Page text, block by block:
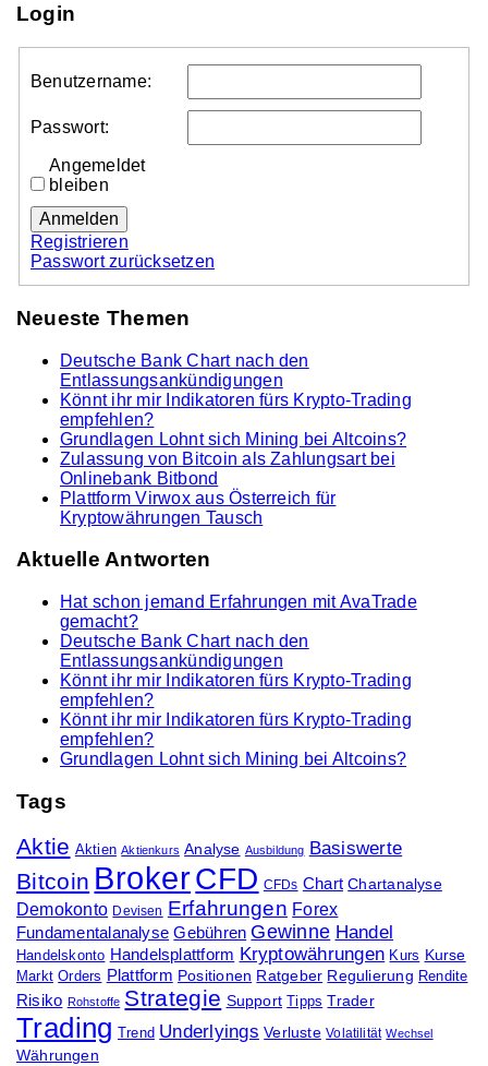
Login
Benutzername:
Passwort:
Angemeldet
bleiben
Anmelden
Registrieren
Passwort zurücksetzen
Neueste Themen
Deutsche Bank Chart nach den
Entlassungsankündigungen
Könnt ihr mir Indikatoren fürs Krypto-Trading
empfehlen?
Grundlagen Lohnt sich Mining bei Altcoins?
Zulassung von Bitcoin als Zahlungsart bei
Onlinebank Bitbond
Plattform Virwox aus Österreich für
Kryptowährungen Tausch
Aktuelle Antworten
Hat schon jemand Erfahrungen mit AvaTrade
gemacht?
Deutsche Bank Chart nach den
Entlassungsankündigungen
Könnt ihr mir Indikatoren fürs Krypto-Trading
empfehlen?
Könnt ihr mir Indikatoren fürs Krypto-Trading
empfehlen?
Grundlagen Lohnt sich Mining bei Altcoins?
Tags
Aktie Aktien Aktienkurs Analyse Ausbildung Basiswerte
Bitcoin BrokerCFD CFDs Chart Chartanalyse
Demokonto Devisen Erfahrungen Forex
Fundamentalanalyse Gebühren Gewinne Handel
Handelskonto Handelsplattform Kryptowährungen Kurs Kurse
Markt Orders Plattform Positionen Ratgeber Regulierung Rendite
Risiko Rohstoffe Strategie Support Tipps Trader
Trading Trend Underlyings Verluste Volatilität Wechsel
Währungen